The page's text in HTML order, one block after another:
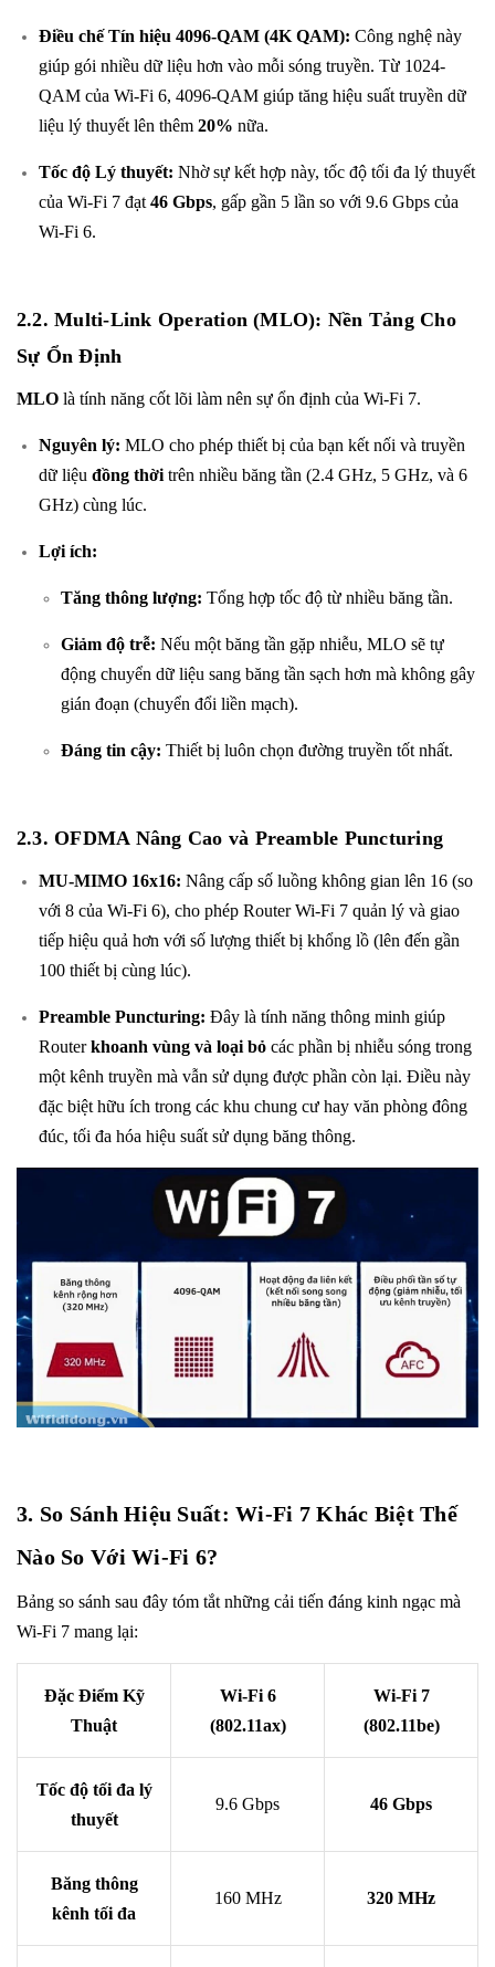
Điều chế Tín hiệu 4096-QAM (4K QAM): Công nghệ này
giúp gói nhiều dữ liệu hơn vào mỗi sóng truyền. Từ 1024-
QAM của Wi-Fi 6, 4096-QAM giúp tăng hiệu suất truyền dữ
liệu lý thuyết lên thêm 20% nữa.
Tốc độ Lý thuyết: Nhờ sự kết hợp này, tốc độ tối đa lý thuyết
của Wi-Fi 7 đạt 46 Gbps, gấp gần 5 lần so với 9.6 Gbps của
Wi-Fi 6.
2.2. Multi-Link Operation (MLO): Nền Tảng Cho
Sự Ổn Định
MLO là tính năng cốt lõi làm nên sự ổn định của Wi-Fi 7.
Nguyên lý: MLO cho phép thiết bị của bạn kết nối và truyền
dữ liệu đồng thời trên nhiều băng tần (2.4 GHz, 5 GHz, và 6
GHz) cùng lúc.
Lợi ích:
Tăng thông lượng: Tổng hợp tốc độ từ nhiều băng tần.
Giảm độ trễ: Nếu một băng tần gặp nhiễu, MLO sẽ tự
động chuyển dữ liệu sang băng tần sạch hơn mà không gây
gián đoạn (chuyển đổi liền mạch).
Đáng tin cậy: Thiết bị luôn chọn đường truyền tốt nhất.
2.3. OFDMA Nâng Cao và Preamble Puncturing
MU-MIMO 16x16: Nâng cấp số luồng không gian lên 16 (so
với 8 của Wi-Fi 6), cho phép Router Wi-Fi 7 quản lý và giao
tiếp hiệu quả hơn với số lượng thiết bị khổng lồ (lên đến gần
100 thiết bị cùng lúc).
Preamble Puncturing: Đây là tính năng thông minh giúp
Routerkhoanh vùng và loại bỏ các phần bị nhiễu sóng trong
một kênh truyền mà vẫn sử dụng được phần còn lại. Điều này
đặc biệt hữu ích trong các khu chung cư hay văn phòng đông
đúc, tối đa hóa hiệu suất sử dụng băng thông.
3. So Sánh Hiệu Suất: Wi-Fi 7 Khác Biệt Thế
Nào So Với Wi-Fi 6?
Bảng so sánh sau đây tóm tắt những cải tiến đáng kinh ngạc mà
Wi-Fi 7 mang lại:
Đặc Điểm Kỹ
Thuật
Wi-Fi 6
(802.11ax)
Wi-Fi 7
(802.11be)
Tốc độ tối đa lý
thuyết
9.6 Gbps 46 Gbps
Băng thông
kênh tối đa
160 MHz 320 MHz